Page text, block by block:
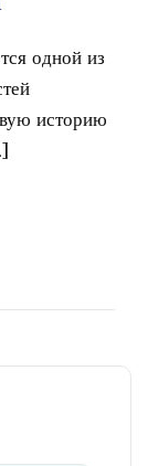
одной из
историю